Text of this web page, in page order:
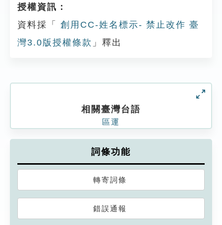
授權資訊：
資料採「
創用CC-姓名標示- 禁止改作 臺
灣3.0版授權條款 」釋出
相關臺灣台語
區運
詞條功能
轉寄詞條
錯誤通報